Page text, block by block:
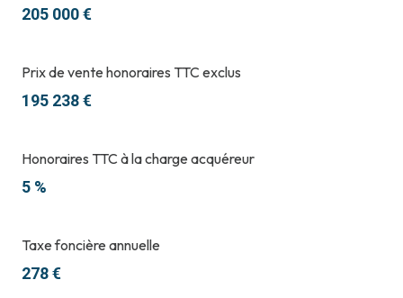
205 000 €
Prix de vente honoraires TTC exclus
195 238 €
Honoraires TTC à la charge acquéreur
5 %
Taxe foncière annuelle
278 €